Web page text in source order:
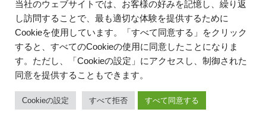
TEL.086-235-2525
当社のウェブサイトでは、お客様の好みを記憶し、繰り返
し訪問することで、最も適切な体験を提供するために
Cookieを使用しています。「すべて同意する」をクリック
すると、すべてのCookieの使用に同意したことになりま
す。ただし、「Cookieの設定」にアクセスし、制御された
同意を提供することもできます。
Cookieの設定 すべて拒否 すべて同意する